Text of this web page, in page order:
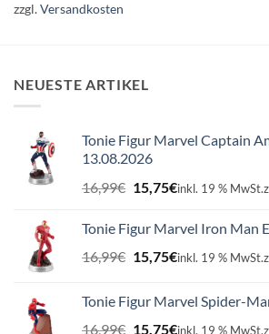
zzgl.Versandkosten
NEUESTE ARTIKEL
Tonie Figur Marvel Captain
13.08.2026
16,99€ Ursprünglicher
Preis
16,99€
15,75€Aktueller
15,75€.
inkl. 19 % MwSt.
Tonie Figur Marvel Iron Man
16,99€ Ursprünglicher
Preis
16,99€
15,75€Aktueller
15,75€.
inkl. 19 % MwSt.
Tonie Figur Marvel Spider-
16,99€ Ursprünglicher
15,75€Aktueller
inkl. 19 % MwSt.